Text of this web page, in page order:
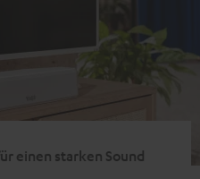
einen starken Sound